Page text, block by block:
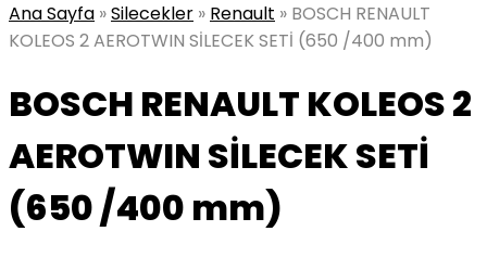
Ana Sayfa »Silecekler » Renault » BOSCH RENAULT
KOLEOS 2 AEROTWIN SİLECEK SETİ (650 /400 mm)
BOSCH RENAULT KOLEOS 2
AEROTWIN SİLECEK SETİ
(650 /400 mm)